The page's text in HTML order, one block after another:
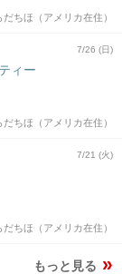
だちほ（アメリカ在住）
7/26 (日)
ィー
だちほ（アメリカ在住）
7/21 (火)
だちほ（アメリカ在住）
もっと見る